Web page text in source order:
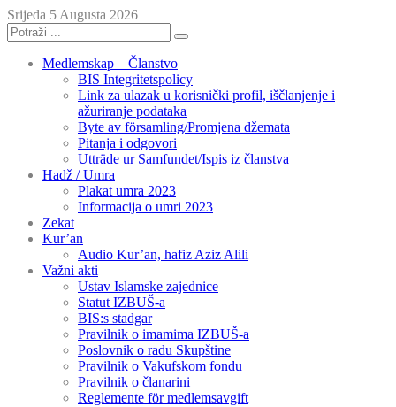
Srijeda 5 Augusta 2026
Medlemskap – Članstvo
BIS Integritetspolicy
Link za ulazak u korisnički profil, iščlanjenje i
ažuriranje podataka
Byte av församling/Promjena džemata
Pitanja i odgovori
Utträde ur Samfundet/Ispis iz članstva
Hadž / Umra
Plakat umra 2023
Informacija o umri 2023
Zekat
Kur’an
Audio Kur’an, hafiz Aziz Alili
Važni akti
Ustav Islamske zajednice
Statut IZBUŠ-a
BIS:s stadgar
Pravilnik o imamima IZBUŠ-a
Poslovnik o radu Skupštine
Pravilnik o Vakufskom fondu
Pravilnik o članarini
Reglemente för medlemsavgift